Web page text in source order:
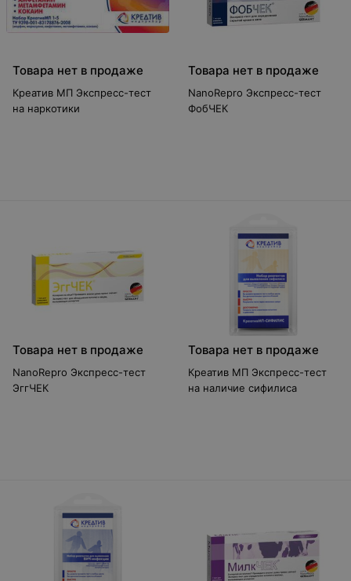
Товара нет в продаже
Креатив МП Экспресс-тест
на наркотики
Товара нет в продаже
NanoRepro Экспресс-тест
ФобЧЕК
Товара нет в продаже
NanoRepro Экспресс-тест
ЭггЧЕК
Товара нет в продаже
Креатив МП Экспресс-тест
на наличие сифилиса